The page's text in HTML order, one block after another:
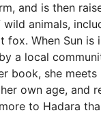
and is then
animals,
fox. When Sun is
a local
book, she meets
own age, and
to Hadara